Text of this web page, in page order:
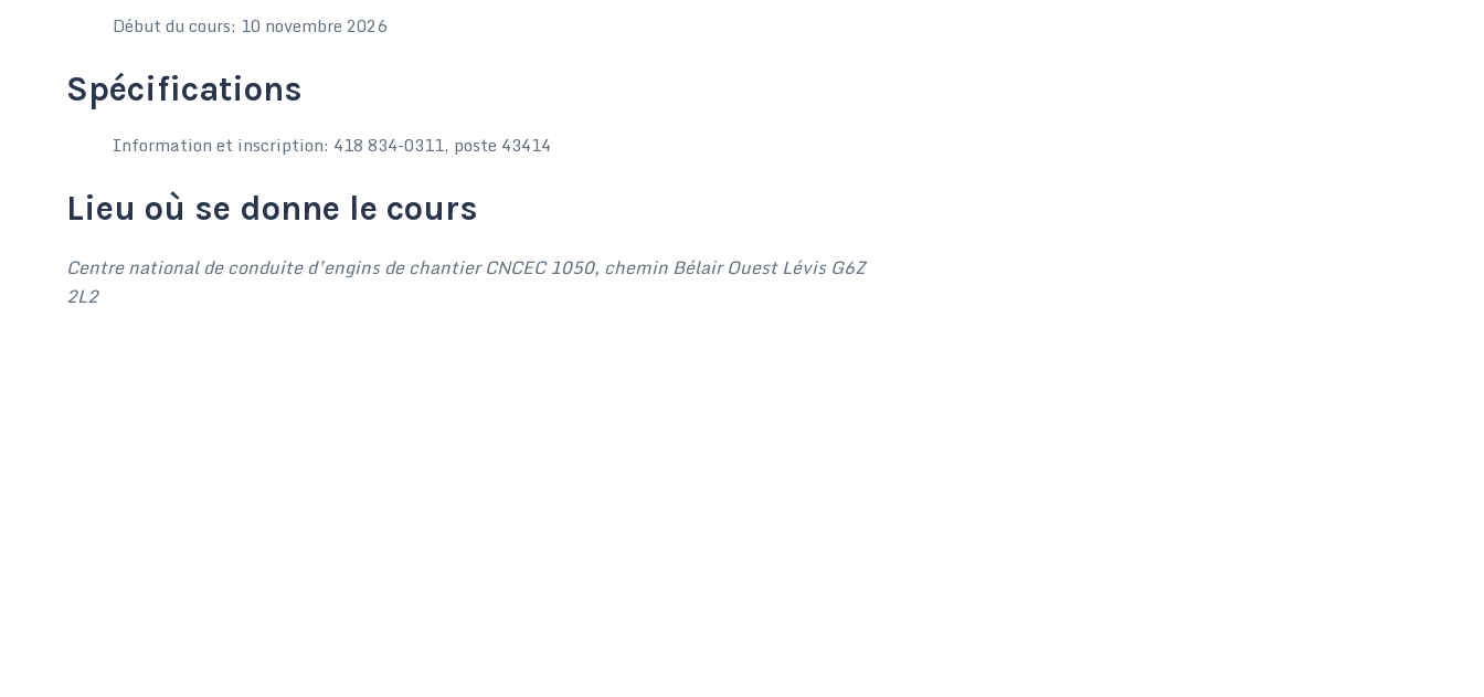
Début du cours: 10 novembre 2026
Spécifications
Information et inscription: 418 834-0311, poste 43414
Lieu où se donne le cours
Centre national de conduite d’engins de chantier CNCEC 1050, chemin Bélair Ouest Lévis G6Z
2L2